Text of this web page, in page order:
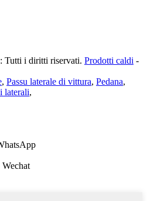
Tutti i diritti riservati. Prodotti caldi -
, Passu laterale di vittura, Pedana,
laterali,
Wechat